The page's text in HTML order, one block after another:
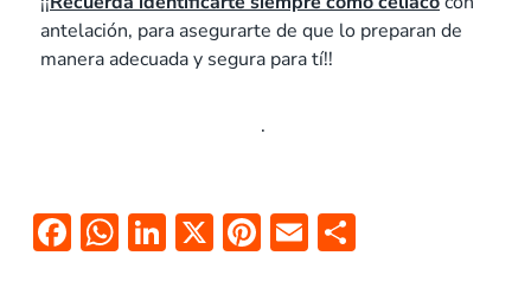
antelación, para asegurarte de que lo preparan de
manera adecuada y segura para tí!!
.
F W Li X Pi E